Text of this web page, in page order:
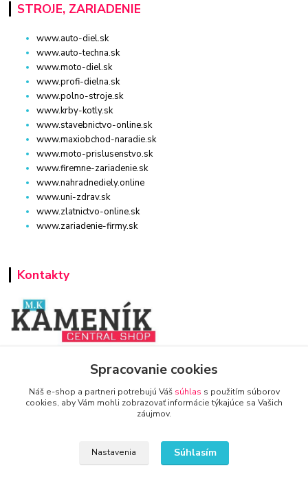
STROJE, ZARIADENIE
www.auto-diel.sk
www.auto-techna.sk
www.moto-diel.sk
www.profi-dielna.sk
www.polno-stroje.sk
www.krby-kotly.sk
www.stavebnictvo-online.sk
www.maxiobchod-naradie.sk
www.moto-prislusenstvo.sk
www.firemne-zariadenie.sk
www.nahradnediely.online
www.uni-zdrav.sk
www.zlatnictvo-online.sk
www.zariadenie-firmy.sk
Kontakty
www.zariadenie-firmy.sk
+421 940 949 000
Spracovanie cookies
Náš e-shop a partneri potrebujú Váš súhlas s použitím súborov
cookies, aby Vám mohli zobrazovať informácie týkajúce sa Vašich
záujmov.
Nastavenia Súhlasím